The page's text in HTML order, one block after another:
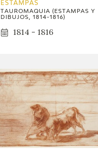
ESTAMPAS
TAUROMAQUIA (ESTAMPAS Y
DIBUJOS, 1814-1816)
1814 - 1816